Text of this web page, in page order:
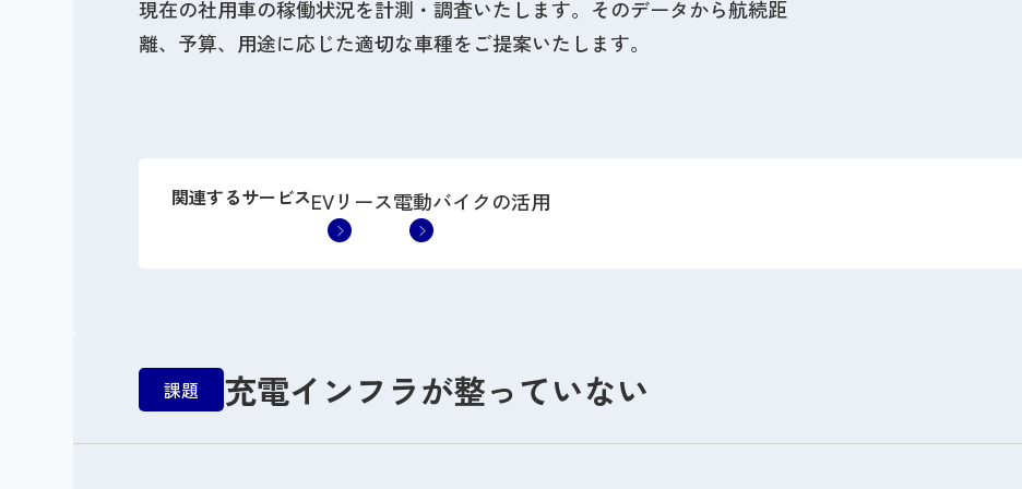
現在の社用車の稼働状況を計測・調査いたします。そのデータから航続距
離、予算、用途に応じた適切な車種をご提案いたします。
関連するサービスEVリース電動バイクの活用
課題 充電インフラが整っていない